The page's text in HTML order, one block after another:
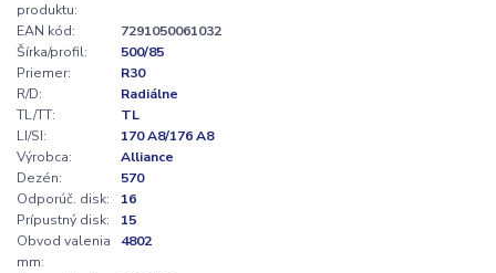
produktu:
EAN kód:
7291050061032
Šírka/profil:
500/85
Priemer:
R30
R/D:
Radiálne
TL/TT:
TL
LI/SI:
170 A8/176 A8
Výrobca:
Alliance
Dezén:
570
Odporúč. disk:
16
Prípustný disk:
15
Obvod valenia
mm:
4802